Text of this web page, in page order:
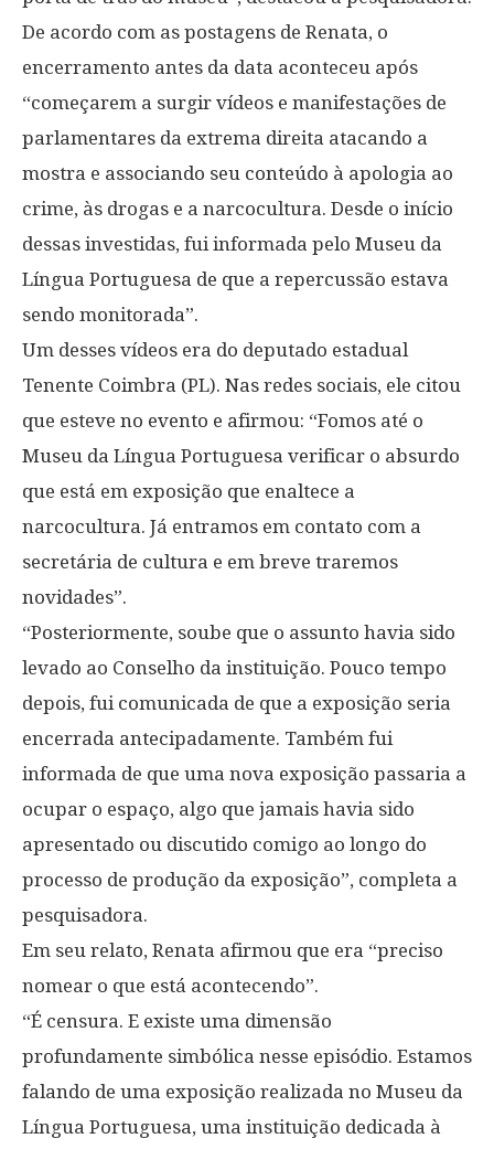
De acordo com as postagens de Renata, o
encerramento antes da data aconteceu após
“começarem a surgir vídeos e manifestações de
parlamentares da extrema direita atacando a
mostra e associando seu conteúdo à apologia ao
crime, às drogas e a narcocultura. Desde o início
dessas investidas, fui informada pelo Museu da
Língua Portuguesa de que a repercussão estava
sendo monitorada”.
Um desses vídeos era do deputado estadual
Tenente Coimbra (PL). Nas redes sociais, ele citou
que esteve no evento e afirmou: “Fomos até o
Museu da Língua Portuguesa verificar o absurdo
que está em exposição que enaltece a
narcocultura. Já entramos em contato com a
secretária de cultura e em breve traremos
novidades”.
“Posteriormente, soube que o assunto havia sido
levado ao Conselho da instituição. Pouco tempo
depois, fui comunicada de que a exposição seria
encerrada antecipadamente. Também fui
informada de que uma nova exposição passaria a
ocupar o espaço, algo que jamais havia sido
apresentado ou discutido comigo ao longo do
processo de produção da exposição”, completa a
pesquisadora.
Em seu relato, Renata afirmou que era “preciso
nomear o que está acontecendo”.
“É censura. E existe uma dimensão
profundamente simbólica nesse episódio. Estamos
falando de uma exposição realizada no Museu da
Língua Portuguesa, uma instituição dedicada à